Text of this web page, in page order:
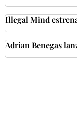
Illegal Mind
Adrian Benegas